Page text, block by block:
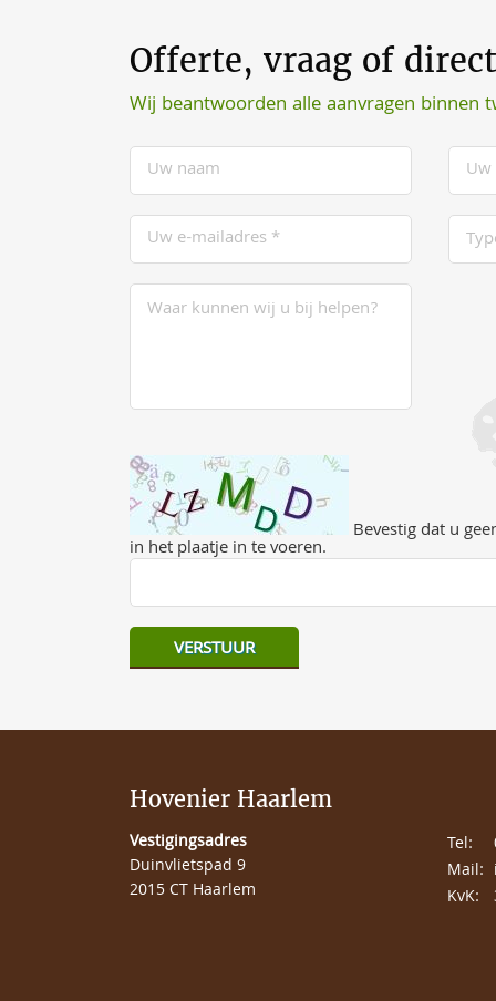
Offerte, vraag of
Wij beantwoorden alle aanvragen binnen
Bevestig dat u
in het plaatje in te voeren.
Hovenier Haarlem
Vestigingsadres
Duinvlietspad 9
2015 CT Haarlem
Tel:
Mail:
KvK: